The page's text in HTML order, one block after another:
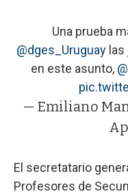
Una prueba
@dges_Uruguay
en este asunto,
— Emiliano
El secretatario
Profesores de